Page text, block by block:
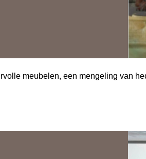
meubelen, een mengeling van